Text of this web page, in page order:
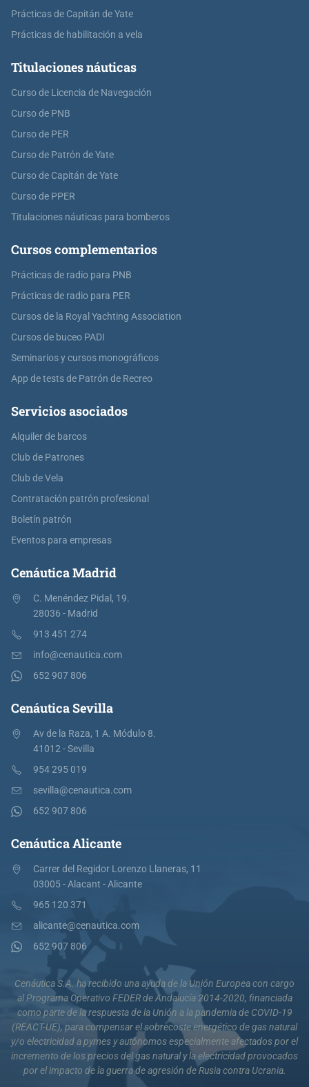
Prácticas de Capitán de Yate
Prácticas de habilitación a vela
Titulaciones náuticas
Curso de Licencia de Navegación
Curso de PNB
Curso de PER
Curso de Patrón de Yate
Curso de Capitán de Yate
Curso de PPER
Titulaciones náuticas para bomberos
Cursos complementarios
Prácticas de radio para PNB
Prácticas de radio para PER
Cursos de la Royal Yachting Association
Cursos de buceo PADI
Seminarios y cursos monográficos
App de tests de Patrón de Recreo
Servicios asociados
Alquiler de barcos
Club de Patrones
Club de Vela
Contratación patrón profesional
Boletín patrón
Eventos para empresas
Cenáutica Madrid
C. Menéndez Pidal, 19.
28036 - Madrid
913 451 274
info@cenautica.com
652 907 806
Cenáutica Sevilla
Av de la Raza, 1 A. Módulo 8.
41012 - Sevilla
954 295 019
sevilla@cenautica.com
652 907 806
Cenáutica Alicante
Carrer del Regidor Lorenzo Llaneras, 11
03005 - Alacant - Alicante
965 120 371
alicante@cenautica.com
652 907 806
Cenáutica S.A. ha recibido una ayuda de la Unión Europea con cargo
al Programa Operativo FEDER de Andalucía 2014-2020, financiada
como parte de la respuesta de la Unión a la pandemia de COVID-19
(REACT-UE), para compensar el sobrecoste energético de gas natural
y/o electricidad a pymes y autónomos especialmente afectados por el
incremento de los precios del gas natural y la electricidad provocados
por el impacto de la guerra de agresión de Rusia contra Ucrania.